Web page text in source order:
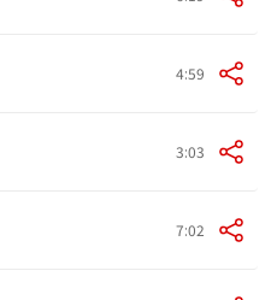
4:59
3:03
7:02